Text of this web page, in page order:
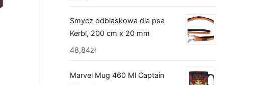
Smycz odblaskowa dla psa
Kerbl, 200 cm x 20 mm
48,84zł
Marvel Mug 460 Ml Captain